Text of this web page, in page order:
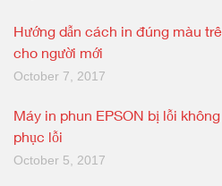
Hướng dẫn cách in đúng màu
cho người mới
October 7, 2017
Máy in phun EPSON bị lỗi
phục lỗi
October 5, 2017